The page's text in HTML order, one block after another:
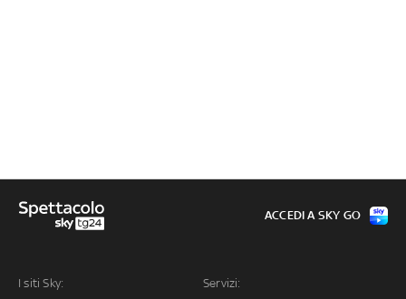
I siti Sky: Servizi:
ACCEDI A SKY GO